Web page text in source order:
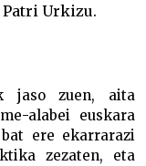
Patri Urkizu.
jaso zuen, aita
alabei euskara
ere ekarrarazi
zezaten, eta